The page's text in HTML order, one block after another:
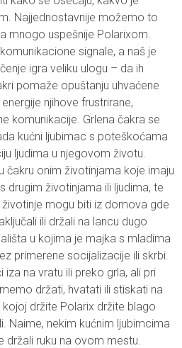
Najjednostavnije možemo to
mnogo uspešnije Polarixom.
signale, a naš je
igra veliku ulogu – da ih
pomaže opuštanju uhvaćene
njihove frustrirane,
komunikacije. Grlena čakra se
kućni ljubimac s poteškoćama
ljudima u njegovom životu.
čakru onim životinjama koje imaju
drugim životinjama ili ljudima, te
mogu biti iz domova gde
ili držali na lancu dugo
u kojima je majka s mladima
primerene socijalizacije ili skrbi.
na vratu ili preko grla, ali pri
držati, hvatati ili stiskati na
držite Polarix držite blago
Naime, nekim kućnim ljubimcima
držali ruku na ovom mestu.